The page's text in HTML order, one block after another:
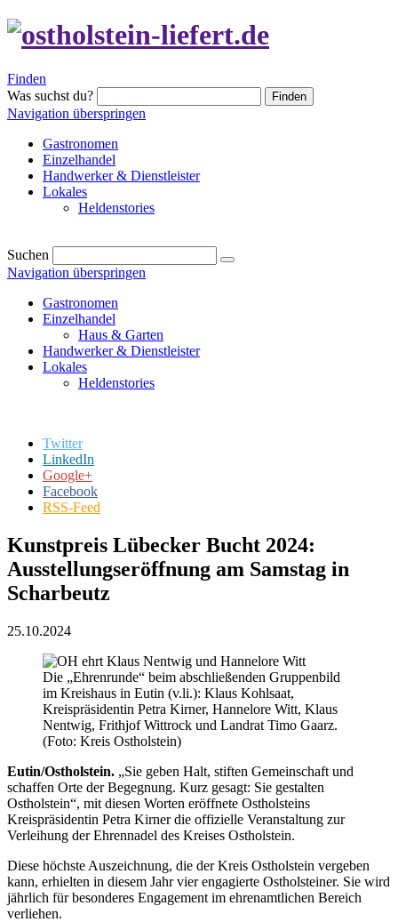
Finden
Was suchst du?
Finden
Navigation überspringen
Gastronomen
Einzelhandel
Handwerker & Dienstleister
Lokales
Heldenstories
Suchen
Navigation überspringen
Gastronomen
Einzelhandel
Haus & Garten
Handwerker & Dienstleister
Lokales
Heldenstories
Twitter
LinkedIn
Google+
Facebook
RSS-Feed
Kunstpreis Lübecker Bucht 2024:
Ausstellungseröffnung am Samstag in
Scharbeutz
25.10.2024
Die „Ehrenrunde“ beim abschließenden Gruppenbild
im Kreishaus in Eutin (v.li.): Klaus Kohlsaat,
Kreispräsidentin Petra Kirner, Hannelore Witt, Klaus
Nentwig, Frithjof Wittrock und Landrat Timo Gaarz.
(Foto: Kreis Ostholstein)
Eutin/Ostholstein. „Sie geben Halt, stiften Gemeinschaft und
schaffen Orte der Begegnung. Kurz gesagt: Sie gestalten
Ostholstein“, mit diesen Worten eröffnete Ostholsteins
Kreispräsidentin Petra Kirner die offizielle Veranstaltung zur
Verleihung der Ehrennadel des Kreises Ostholstein.
Diese höchste Auszeichnung, die der Kreis Ostholstein vergeben
kann, erhielten in diesem Jahr vier engagierte Ostholsteiner. Sie wird
jährlich für besonderes Engagement im ehrenamtlichen Bereich
verliehen.